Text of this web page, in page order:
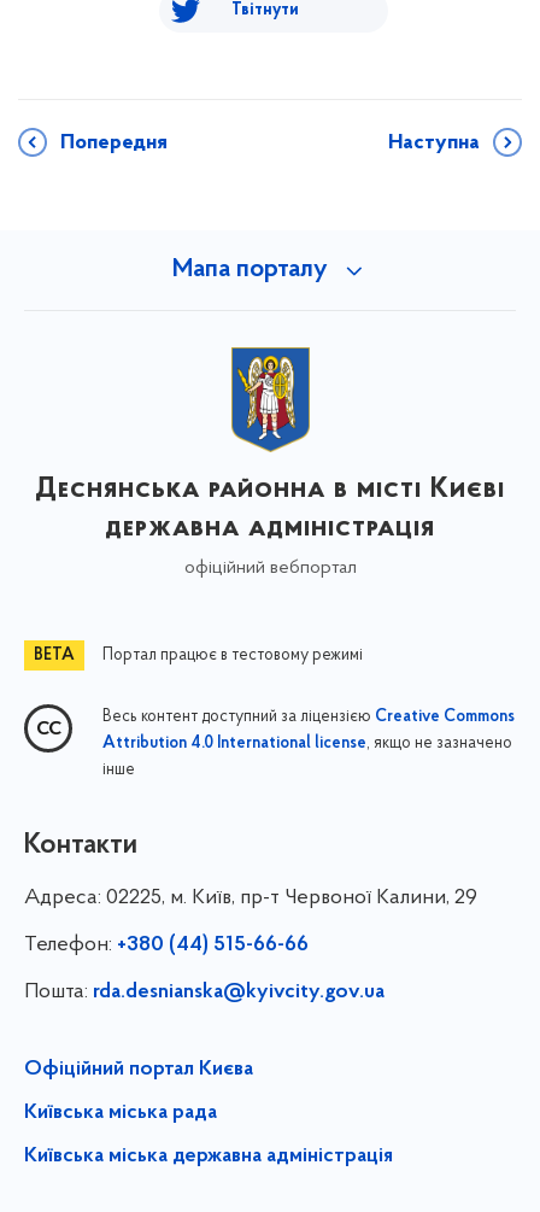
Твітнути
Попередня Наступна
Мапа порталу
Деснянська районна в місті Києві
державна адміністрація
офіційний вебпортал
Портал працює в тестовому режимі
Весь контент доступний за ліцензією Creative Commons
Attribution 4.0 International license, якщо не зазначено
інше
Контакти
Адреса: 02225, м. Київ, пр-т Червоної Калини, 29
Телефон: +380 (44) 515-66-66
Пошта: rda.desnianska@kyivcity.gov.ua
Офіційний портал Києва
Київська міська рада
Київська міська державна адміністрація